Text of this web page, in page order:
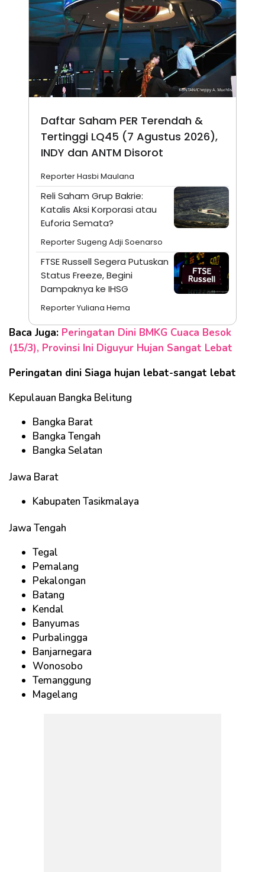
Daftar Saham PER Terendah &
Tertinggi LQ45 (7 Agustus 2026),
INDY dan ANTM Disorot
Reporter Hasbi Maulana
Reli Saham Grup Bakrie:
Katalis Aksi Korporasi atau
Euforia Semata?
Reporter Sugeng Adji Soenarso
FTSE Russell Segera Putuskan
Status Freeze, Begini
Dampaknya ke IHSG
Reporter Yuliana Hema
Baca Juga: Peringatan Dini BMKG Cuaca Besok
(15/3), Provinsi Ini Diguyur Hujan Sangat Lebat
Peringatan dini Siaga hujan lebat-sangat lebat
Kepulauan Bangka Belitung
Bangka Barat
Bangka Tengah
Bangka Selatan
Jawa Barat
Kabupaten Tasikmalaya
Jawa Tengah
Tegal
Pemalang
Pekalongan
Batang
Kendal
Banyumas
Purbalingga
Banjarnegara
Wonosobo
Temanggung
Magelang